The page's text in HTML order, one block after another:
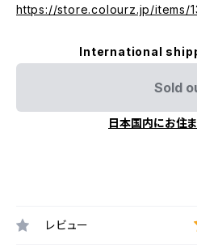
https://store.colourz.jp/items/
International
Sold
日本国内にお住
レビュー